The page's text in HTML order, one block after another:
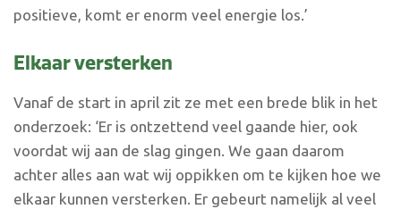
positieve, komt er enorm veel energie los.’
Elkaar versterken
Vanaf de start in april zit ze met een brede blik in het
onderzoek: ‘Er is ontzettend veel gaande hier, ook
voordat wij aan de slag gingen. We gaan daarom
achter alles aan wat wij oppikken om te kijken hoe we
elkaar kunnen versterken. Er gebeurt namelijk al veel